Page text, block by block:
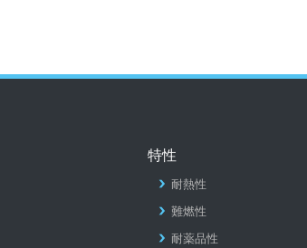
特性
耐熱性
難燃性
耐薬品性